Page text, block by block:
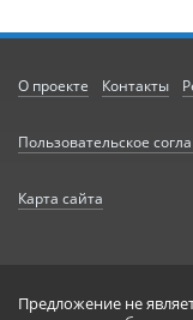
О проекте Контакты
Пользовательское
Карта сайта
Предложение не